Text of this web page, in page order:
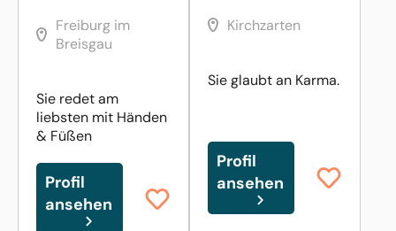
Freiburg im
Breisgau
Sie redet am
liebsten mit Händen
& Füßen
Profil
ansehen
Kirchzarten
Sie glaubt an Karma.
Profil
ansehen